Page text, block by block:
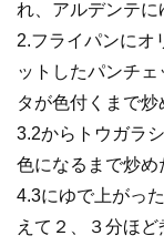
れ、アルデンテに
2.フライパンにオ
ットしたパンチ
タが色付くまで炒
3.2からトウガラ
色になるまで炒め
4.3にゆで上がっ
えて２、３分ほど